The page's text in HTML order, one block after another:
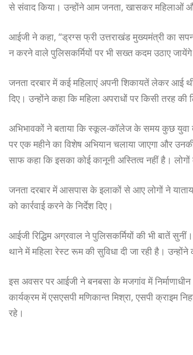
से संवाद किया। उन्होंने आम जनता, खासकर महिलाओं
आईजी ने कहा, “ड्रग्स फ्री उत्तराखंड मुख्यमंत्री का
न करने वाले पुलिसकर्मियों पर भी सख्त कदम उठाए
जनता दरबार में कई महिलाएं अपनी शिकायतें लेकर आई
दिए। उन्होंने कहा कि महिला अपराधों पर किसी तरह की
अभिभावकों ने बताया कि स्कूल-कॉलेज के समय कुछ
पर एक महीने का विशेष अभियान चलाया जाएगा और
साफ कहा कि इसका कोई कानूनी अस्तित्व नहीं है।
जनता दरबार में आसपास के इलाकों से आए लोगों ने
को कार्रवाई करने के निर्देश दिए।
आईजी रिद्धिम अग्रवाल ने पुलिसकर्मियों की भी बातें
थाने में महिला रेस्ट रूम की सुविधा दी जा रही है।
इस अवसर पर आईजी ने बनबसा के मजगांव में निर्माणाधीन
कार्यक्रम में एसएसपी मणिकान्त मिश्रा, एसपी क्राइम
रहे।